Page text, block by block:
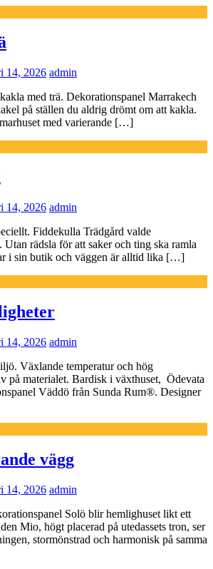
14, 2026 admin
med trä. Dekorationspanel Marrakech
på ställen du aldrig drömt om att kakla.
med varierande […]
14, 2026 admin
Fiddekulla Trädgård valde
Utan rädsla för att saker och ting ska ramla
i sin butik och väggen är alltid lika […]
14, 2026 admin
Växlande temperatur och hög
på materialet. Bardisk i växthuset, Ödevata
Väddö från Sunda Rum®. Designer
vägg
14, 2026 admin
Solö blir hemlighuset likt ett
Mio, högt placerad på utedassets tron, ser
stormönstrad och harmonisk på samma